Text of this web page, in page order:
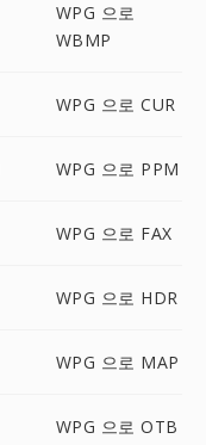
WPG 으로
WBMP
WPG 으로 CUR
WPG 으로 PPM
WPG 으로 FAX
WPG 으로 HDR
WPG 으로 MAP
WPG 으로 OTB